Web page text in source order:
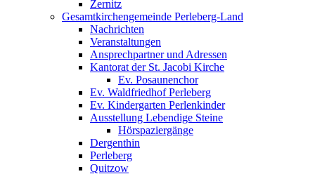
Zernitz
Gesamtkirchengemeinde Perleberg-Land
Nachrichten
Veranstaltungen
Ansprechpartner und Adressen
Kantorat der St. Jacobi Kirche
Ev. Posaunenchor
Ev. Waldfriedhof Perleberg
Ev. Kindergarten Perlenkinder
Ausstellung Lebendige Steine
Hörspaziergänge
Dergenthin
Perleberg
Quitzow